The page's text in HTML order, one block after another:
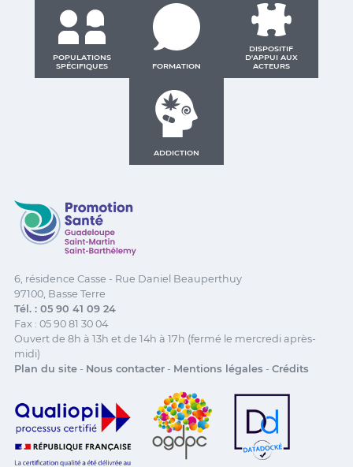
POPULATIONS
SPÉCIFIQUES
FORMATION
DISPOSITIF
D'APPUI AUX
ACTEURS
ADDICTION
Promotion Santé Guadeloupe, Saint-Martin, Saint
6, résidence Casse - Rue Daniel Beauperthuy
97100, Basse Terre
Tél. : 05 90 41 09 24
Fax : 05 90 81 30 04
Ouvert de 8h à 13h et de 14h à 17h (fermé le mercredi après-
midi)
Plan du site- Nous contacter- Mentions légales - Crédits